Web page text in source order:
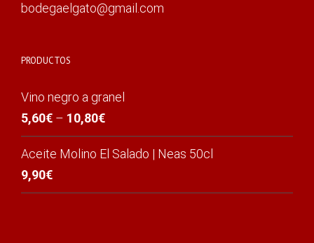
bodegaelgato@gmail.com
PRODUCTOS
Vino negro a granel
5,60€ – 10,80€
Aceite Molino El Salado | Neas 50cl
9,90€